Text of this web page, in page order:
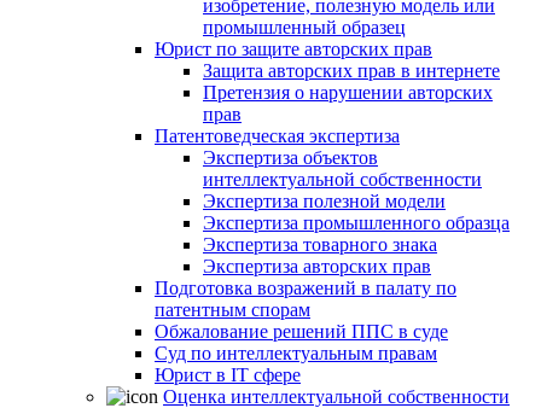
изобретение, полезную модель или
промышленный образец
Юрист по защите авторских прав
Защита авторских прав в интернете
Претензия о нарушении авторских
прав
Патентоведческая экспертиза
Экспертиза объектов
интеллектуальной собственности
Экспертиза полезной модели
Экспертиза промышленного образца
Экспертиза товарного знака
Экспертиза авторских прав
Подготовка возражений в палату по
патентным спорам
Обжалование решений ППС в суде
Суд по интеллектуальным правам
Юрист в IT сфере
Оценка интеллектуальной собственности